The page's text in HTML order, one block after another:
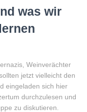
was wir
Weinverächter
jetzt vielleicht den
eingeladen sich hier
durchzulesen und
zu diskutieren.